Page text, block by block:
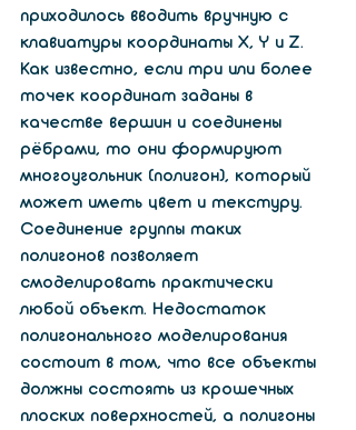
приходилось вводить вручную с
клавиатуры координаты X, Y и Z.
Как известно, если три или более
точек координат заданы в
качестве вершин и соединены
рёбрами, то они формируют
многоугольник (полигон), который
может иметь цвет и текстуру.
Соединение группы таких
полигонов позволяет
смоделировать практически
любой объект. Недостаток
полигонального моделирования
состоит в том, что все объекты
должны состоять из крошечных
плоских поверхностей, а полигоны